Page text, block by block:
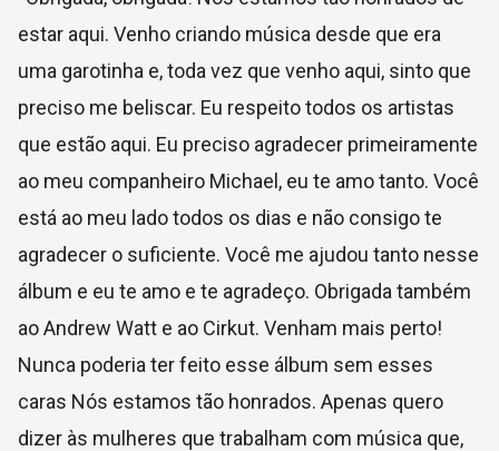
estar aqui. Venho criando música desde que era
uma garotinha e, toda vez que venho aqui, sinto que
preciso me beliscar. Eu respeito todos os artistas
que estão aqui. Eu preciso agradecer primeiramente
ao meu companheiro Michael, eu te amo tanto. Você
está ao meu lado todos os dias e não consigo te
agradecer o suficiente. Você me ajudou tanto nesse
álbum e eu te amo e te agradeço. Obrigada também
ao Andrew Watt e ao Cirkut. Venham mais perto!
Nunca poderia ter feito esse álbum sem esses
caras Nós estamos tão honrados. Apenas quero
dizer às mulheres que trabalham com música que,